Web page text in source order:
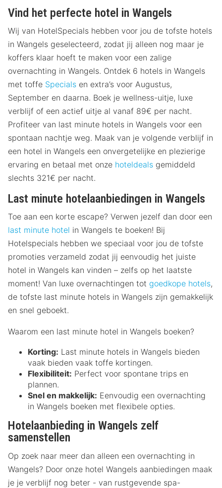
Vind het perfecte hotel in Wangels
Wij van HotelSpecials hebben voor jou de tofste hotels
in Wangels geselecteerd, zodat jij alleen nog maar je
koffers klaar hoeft te maken voor een zalige
overnachting in Wangels. Ontdek 6 hotels in Wangels
met toffe Specials en extra’s voor Augustus,
September en daarna. Boek je wellness-uitje, luxe
verblijf of een actief uitje al vanaf 89€ per nacht.
Profiteer van last minute hotels in Wangels voor een
spontaan nachtje weg. Maak van je volgende verblijf in
een hotel in Wangels een onvergetelijke en plezierige
ervaring en betaal met onze hoteldeals gemiddeld
slechts 321€ per nacht.
Last minute hotelaanbiedingen in Wangels
Toe aan een korte escape? Verwen jezelf dan door een
last minute hotel in Wangels te boeken! Bij
Hotelspecials hebben we speciaal voor jou de tofste
promoties verzameld zodat jij eenvoudig het juiste
hotel in Wangels kan vinden – zelfs op het laatste
moment! Van luxe overnachtingen tot goedkope hotels,
de tofste last minute hotels in Wangels zijn gemakkelijk
en snel geboekt.
Waarom een last minute hotel in Wangels boeken?
Korting: Last minute hotels in Wangels bieden
vaak bieden vaak toffe kortingen.
Flexibiliteit: Perfect voor spontane trips en
plannen.
Snel en makkelijk: Eenvoudig een overnachting
in Wangels boeken met flexibele opties.
Hotelaanbieding in Wangels zelf
samenstellen
Op zoek naar meer dan alleen een overnachting in
Wangels? Door onze hotel Wangels aanbiedingen maak
je je verblijf nog beter - van rustgevende spa-